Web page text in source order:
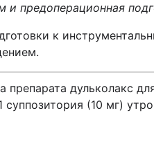
и предоперационная
к
дульколакс
(10 мг)